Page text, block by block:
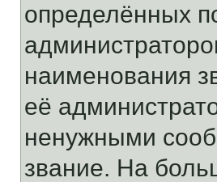
определённых
наименования
её
ненужными
звание. На